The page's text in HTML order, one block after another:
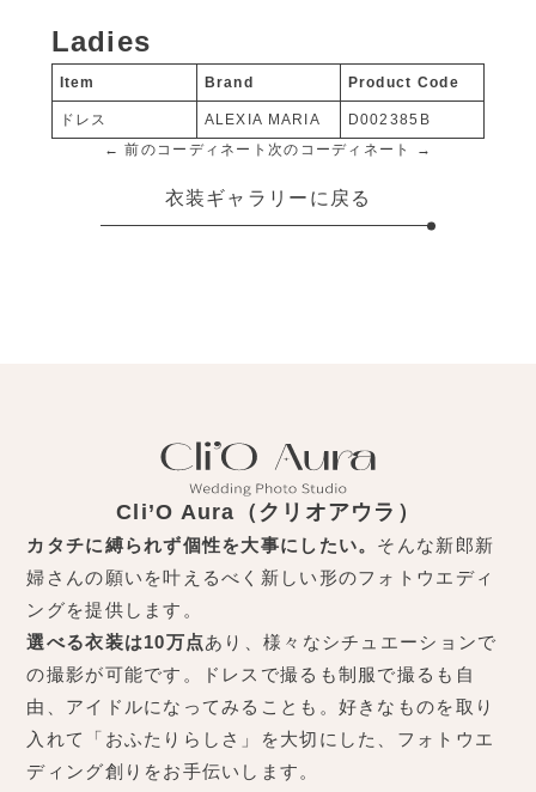
Ladies
Item Brand Product Code
ドレス ALEXIA MARIA
D002385B
← 前のコーディネート 次のコーディネート →
衣装ギャラリーに戻る
Cli’O Aura（クリオアウラ）
カタチに縛られず個性を大事にしたい。 そんな新郎新
婦さんの願いを叶えるべく新しい形のフォトウエディ
ングを提供します。
選べる衣装は10万点あり、様々なシチュエーションで
の撮影が可能です。ドレスで撮るも制服で撮るも自
由、アイドルになってみることも。好きなものを取り
入れて「おふたりらしさ」を大切にした、フォトウエ
ディング創りをお手伝いします。